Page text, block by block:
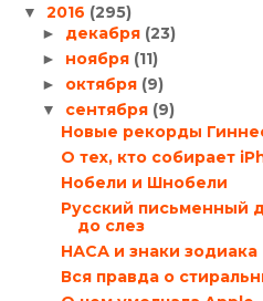
▼ 2016 (295)
► декабря (23)
► ноября (11)
► октября (9)
▼ сентября (9)
Новые рекорды
О тех, кто собирает
Нобели и Шнобели
Русский письменный
до слез
НАСА и знаки зодиака
Вся правда о